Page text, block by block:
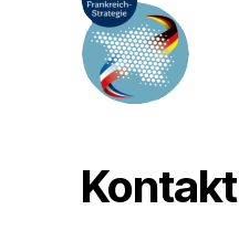
Kontakt